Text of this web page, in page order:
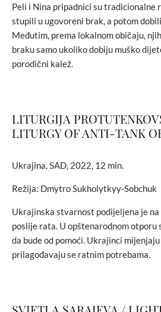
Peli i Nina pripadnici su tradicionalne
stupili u ugovoreni brak, a potom
Međutim, prema lokalnom običaju,
braku samo ukoliko dobiju muško
porodični kalež.
LITURGIJA
LITURGY OF ANTI-TANK
Ukrajina, SAD, 2022, 12 min.
Režija: Dmytro Sukholytkyy-Sobchuk
Ukrajinska stvarnost podijeljena je na
poslije rata. U opštenarodnom otporu
da bude od pomoći. Ukrajinci
prilagođavaju se ratnim potrebama.